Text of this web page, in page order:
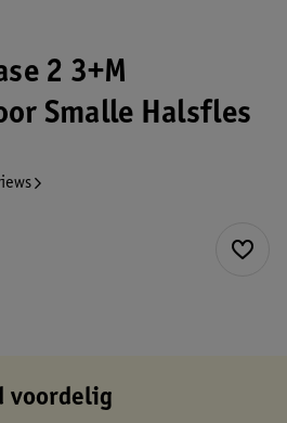
2 3+M
Smalle Halsfles
voordelig